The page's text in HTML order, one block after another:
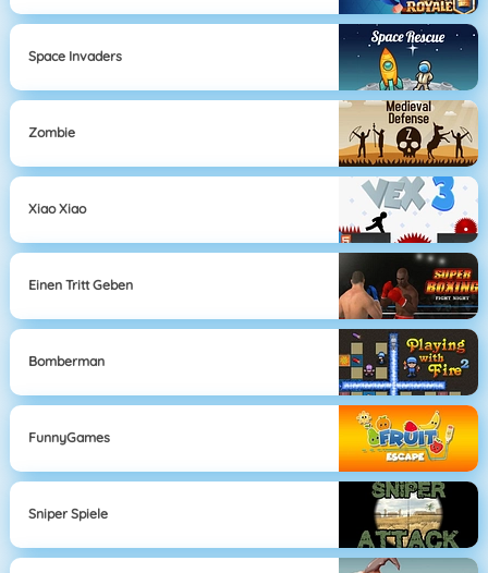
Space Invaders
Zombie
Xiao Xiao
Einen Tritt Geben
Bomberman
FunnyGames
Sniper Spiele